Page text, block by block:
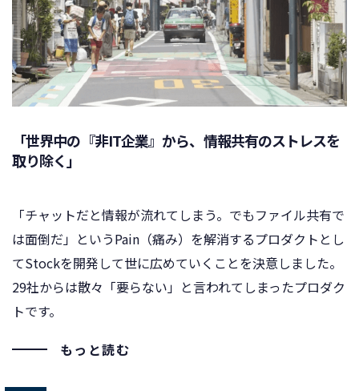
「世界中の『非IT企業』から、情報共有のストレスを
取り除く」
「チャットだと情報が流れてしまう。でもファイル共有で
は面倒だ」というPain（痛み）を解消するプロダクトとし
てStockを開発して世に広めていくことを決意しました。
29社からは散々「要らない」と言われてしまったプロダク
トです。
もっと読む